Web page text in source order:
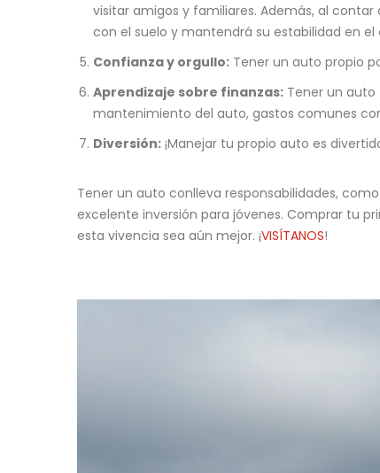
visitar amigos y familiares. Además, al
con el suelo y mantendrá su estabilidad en el
Confianza y orgullo: Tener un auto propio
Aprendizaje sobre finanzas: Tener un
mantenimiento del auto, gastos comunes
Diversión: ¡Manejar tu propio auto es
Tener un auto conlleva responsabilidades,
excelente inversión para jóvenes. Comprar tu
esta vivencia sea aún mejor. ¡VISÍTANOS!